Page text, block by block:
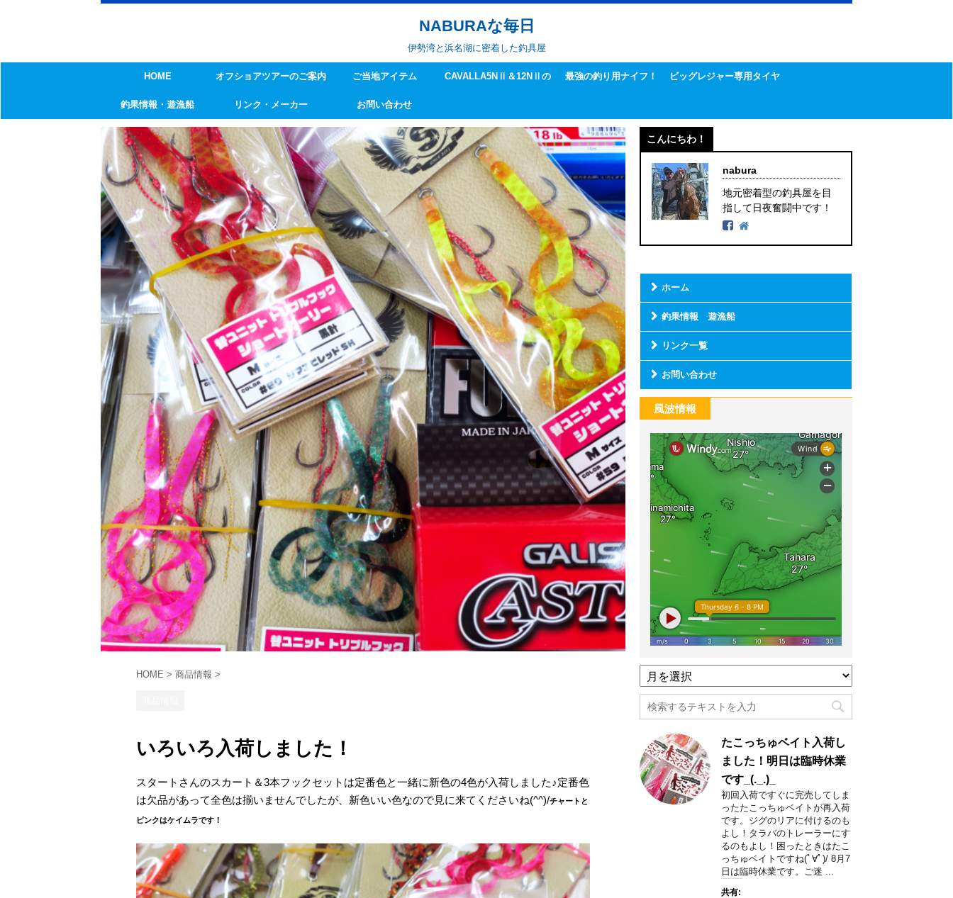
NABURAな毎日
伊勢湾と浜名湖に密着した釣具屋
HOME オフショアツアーのご案内 ご当地アイテム CAVALLA5NⅡ＆12NⅡの 最強の釣り用ナイフ！ ビッグレジャー専用タイヤ
釣果情報・遊漁船 リンク・メーカー お問い合わせ
HOME > 商品情報 >
いろいろ入荷しました！
スタートさんのスカート＆3本フックセットは定番色と一緒に新色の4色が入荷しました♪定番色
は欠品があって全色は揃いませんでしたが、新色いい色なので見に来てくださいね(^^)/チャートと
ピンクはケイムラです！
こんにちわ！
nabura
地元密着型の釣具屋を目
指して日夜奮闘中です！
ホーム
釣果情報 遊漁船
リンク一覧
お問い合わせ
風波情報
過
去
記
事
別
一
覧
たこっちゅベイト入荷し
ました！明日は臨時休業
です_(._.)_
初回入荷ですぐに完売してしま
ったたこっちゅベイトが再入荷
です。ジグのリアに付けるのも
よし！タラバのトレーラーにす
るのもよし！困ったときはたこ
っちゅベイトですね(ﾟ∀ﾟ)/ 8月7
日は臨時休業です。ご迷 ...
共有: